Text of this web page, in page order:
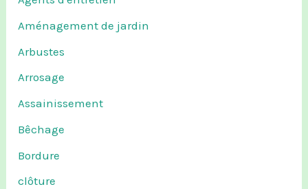
Aménagement de jardin
Arbustes
Arrosage
Assainissement
Bêchage
Bordure
clôture